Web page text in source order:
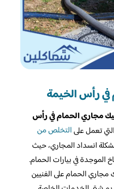
رأس الخيمة
مجاري الحمام في رأس
تعمل علىالتخلص من
انسداد المجاري، حيث
الموجدة في بيارات الحمام.
الحمام على الفنيين